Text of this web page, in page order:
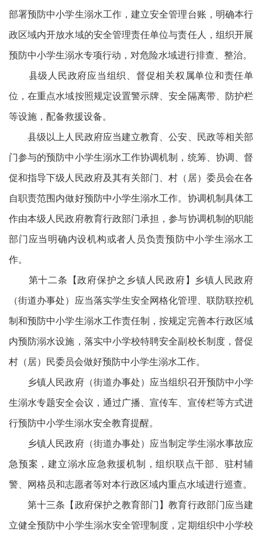
部署预防中小学生溺水工作，建立安全管理台账，明确本行
政区域内开放水域的安全管理责任单位与责任人，组织开展
预防中小学生溺水专项行动，对危险水域进行排查、整治。
县级人民政府应当组织、督促相关权属单位和责任单
位，在重点水域按照规定设置警示牌、安全隔离带、防护栏
等设施，配备救援设备。
县级以上人民政府应当建立教育、公安、民政等相关部
门参与的预防中小学生溺水工作协调机制，统筹、协调、督
促和指导下级人民政府及其有关部门、村（居）委员会在各
自职责范围内做好预防中小学生溺水工作。协调机制具体工
作由本级人民政府教育行政部门承担，参与协调机制的职能
部门应当明确内设机构或者人员负责预防中小学生溺水工
作。
第十二条【政府保护之乡镇人民政府】乡镇人民政府
（街道办事处）应当落实学生安全网格化管理、联防联控机
制和预防中小学生溺水工作责任制，按规定完善本行政区域
内预防溺水设施，落实中小学校特聘安全副校长制度，督促
村（居）民委员会做好预防中小学生溺水工作。
乡镇人民政府（街道办事处）应当组织召开预防中小学
生溺水专题安全会议，通过广播、宣传车、宣传栏等方式进
行预防中小学生溺水安全教育提醒。
乡镇人民政府（街道办事处）应当制定学生溺水事故应
急预案，建立溺水应急救援机制，组织联点干部、驻村辅
警、网格员和志愿者等对本行政区域内重点水域进行巡查。
第十三条【政府保护之教育部门】教育行政部门应当建
立健全预防中小学生溺水安全管理制度，定期组织中小学校